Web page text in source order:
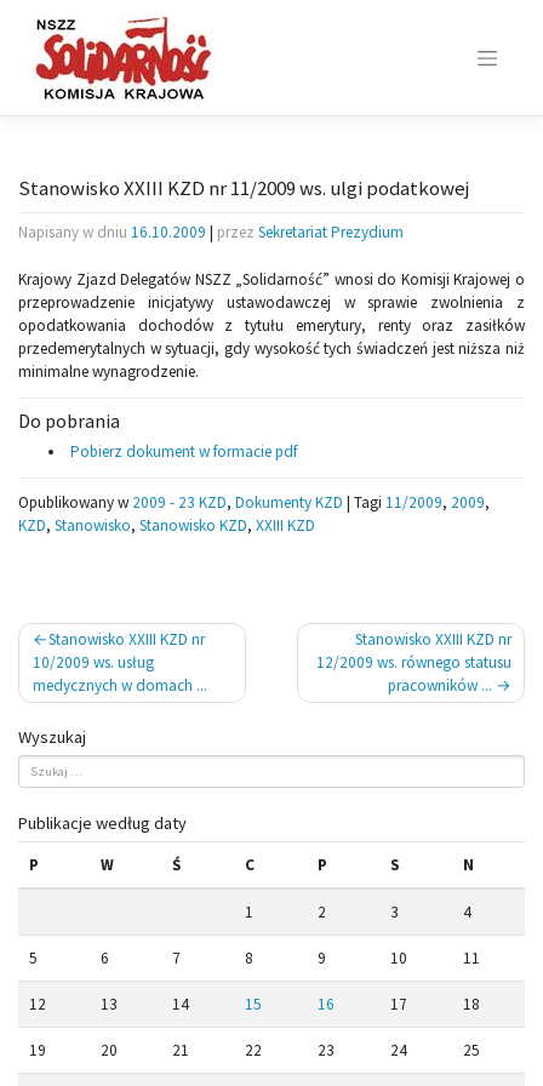
content
Stanowisko XXIII KZD nr 11/2009 ws. ulgi podatkowej
Napisany w dniu 16.10.2009 | przez Sekretariat Prezydium
Krajowy Zjazd Delegatów NSZZ „Solidarność” wnosi do Komisji Krajowej o
przeprowadzenie inicjatywy ustawodawczej w sprawie zwolnienia z
opodatkowania dochodów z tytułu emerytury, renty oraz zasiłków
przedemerytalnych w sytuacji, gdy wysokość tych świadczeń jest niższa niż
minimalne wynagrodzenie.
Do pobrania
Pobierz dokument w formacie pdf
Opublikowany w 2009 - 23 KZD, Dokumenty KZD | Tagi 11/2009, 2009,
KZD, Stanowisko, Stanowisko KZD, XXIII KZD
Nawigacja
wpisu
Stanowisko XXIII KZD nr
10/2009 ws. usług
medycznych w domach ...
Stanowisko XXIII KZD nr
12/2009 ws. równego statusu
pracowników ...
Wyszukaj
Publikacje według daty
P W Ś C P S N
1 2 3 4
5 6 7 8 9 10 11
12 13 14 15 16 17 18
19 20 21 22 23 24 25